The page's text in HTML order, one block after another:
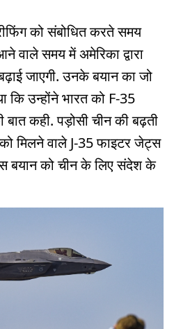
को संबोधित करते समय
वाले समय में अमेरिका द्वारा
जाएगी. उनके बयान का जो
कि उन्होंने भारत को F-35
कही. पड़ोसी चीन की बढ़ती
मिलने वाले J-35 फाइटर जेट्स
बयान को चीन के लिए संदेश के